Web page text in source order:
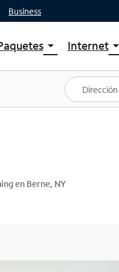
Business
arrow_drop_down
Ver paquetes
Spectrum One
Mejores ofertas
Internetarrow_drop_down
Planes
en Berne, NY